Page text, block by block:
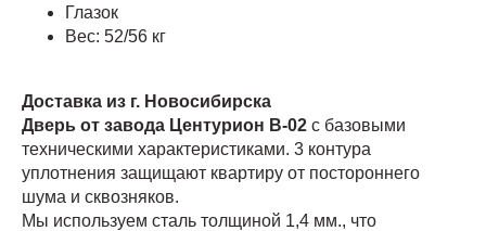
Глазок
Вес: 52/56 кг
Доставка из г. Новосибирска
Дверь от завода Центурион В-02 с базовыми
техническими характеристиками. 3 контура
уплотнения защищают квартиру от постороннего
шума и сквозняков.
Мы используем сталь толщиной 1,4 мм., что